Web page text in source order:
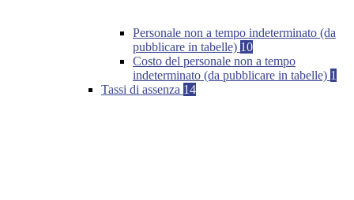
Personale non a tempo indeterminato (da
pubblicare in tabelle) 10
Costo del personale non a tempo
indeterminato (da pubblicare in tabelle) 1
Tassi di assenza 14